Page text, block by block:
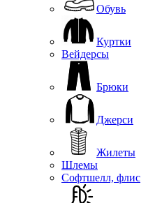
Обувь
Куртки
Вейдерсы
Брюки
Джерси
Жилеты
Шлемы
Софтшелл, флис